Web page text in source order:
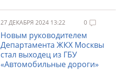
27 ДЕКАБРЯ 2024 13:22 0
Новым руководителем
Департамента ЖКХ Москвы
стал выходец из ГБУ
«Автомобильные дороги»